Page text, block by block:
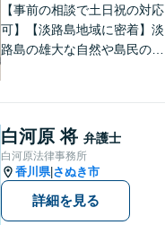
談可】
【事前の相談で土日祝の対応
可】【淡路島地域に密着】淡
路島の雄大な自然や島民の
力で励んでおります。事前の
ご相談で土日祝・時間外対応
が可能です。
白河原 将 弁護士
白河原法律事務所
香川県| さぬき市
詳細を見る